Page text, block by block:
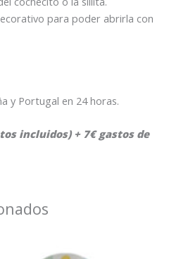
para poder abrirla con
y Portugal en 24 horas.
incluidos) + 7€ gastos de